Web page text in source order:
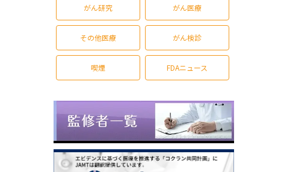
がん研究 がん医療
その他医療 がん検診
喫煙 FDAニュース